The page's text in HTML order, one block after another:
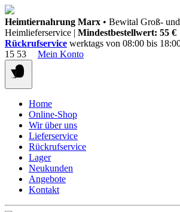
Springen
Sie
zum
Inhalt
Heimtiernahrung Marx • Bewital Groß-
Heimlieferservice | Mindestbestellwert: 55 €
Rückrufservice werktags von 08:00 bis
15 53
Mein Konto
Home
Online-Shop
Wir über uns
Lieferservice
Rückrufservice
Lager
Neukunden
Angebote
Kontakt